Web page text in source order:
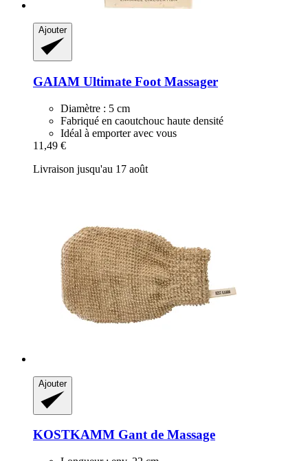
Ajouter
GAIAM Ultimate Foot Massager
Diamètre : 5 cm
Fabriqué en caoutchouc haute densité
Idéal à emporter avec vous
11,49 €
Livraison jusqu'au 17 août
Ajouter
KOSTKAMM Gant de Massage